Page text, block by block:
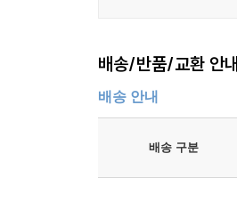
배송/반품/교환 안내
배송 안내
배송 구분